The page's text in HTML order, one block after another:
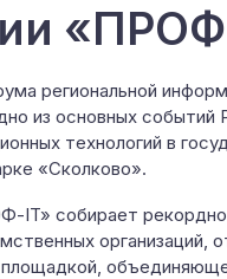
региональной
из основных
технологий в
«Сколково».
собирает